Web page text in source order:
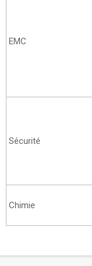
EMC
Sécurité
Chimie